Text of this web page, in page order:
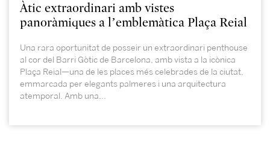
Àtic extraordinari amb vistes
panoràmiques a l’emblemàtica Plaça Reial
Una rara oportunitat de posseir un extraordinari penthouse
al cor del Barri Gòtic de Barcelona, amb vista a la icònica
Plaça Reial—una de les places més celebrades de la ciutat,
emmarcada per elegants palmeres i una arquitectura
atemporal. Amb una...